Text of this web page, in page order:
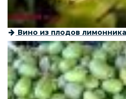
Вино из плодов